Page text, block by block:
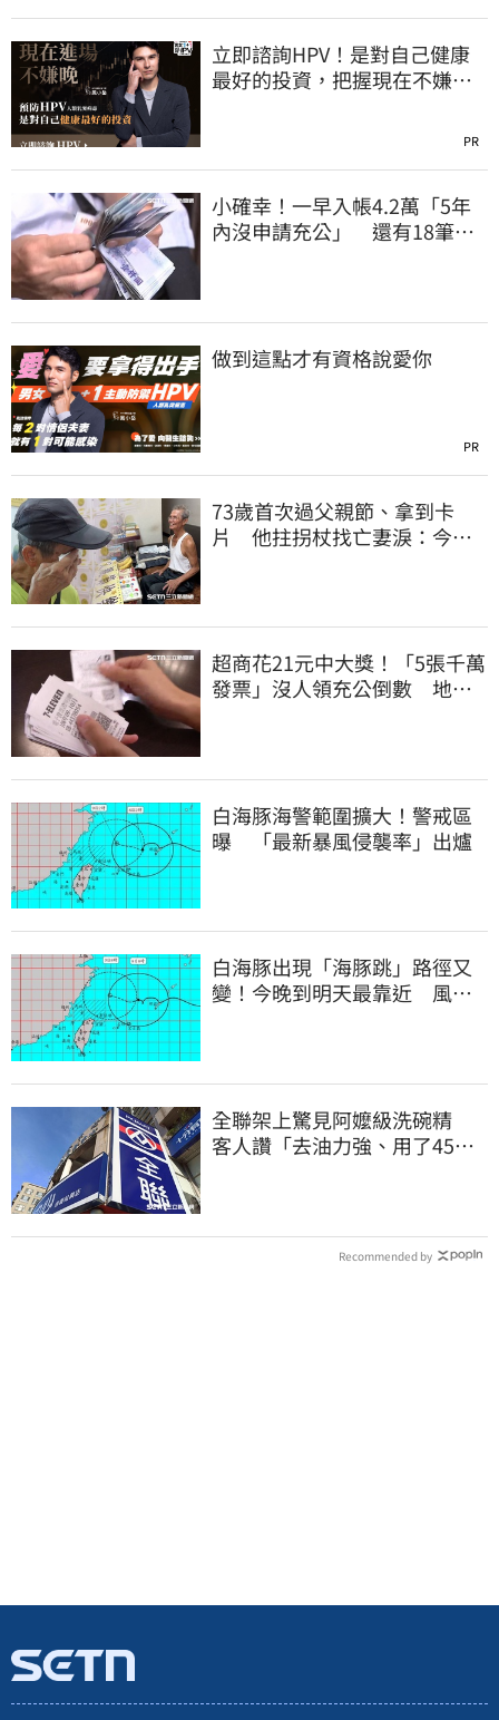
立即諮詢HPV！是對自己健康
最好的投資，把握現在不嫌
PR
小確幸！一早入帳4.2萬「5年
內沒申請充公」 還有18筆錢
做到這點才有資格說愛你
PR
73歲首次過父親節、拿到卡
片 他拄拐杖找亡妻淚：今天
超商花21元中大獎！「5張千萬
發票」沒人領充公倒數 地點
白海豚海警範圍擴大！警戒區
曝 「最新暴風侵襲率」出爐
白海豚出現「海豚跳」路徑又
變！今晚到明天最靠近 風雨
全聯架上驚見阿嬤級洗碗精
客人讚「去油力強、用了45
Recommended by